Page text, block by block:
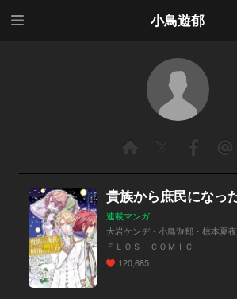
小鳥遊郁
連載マンガ
大岩ケンヂ・小鳥遊郁・椋本夏夜
ＦＬＯＳ ＣＯＭＩＣ
120,685